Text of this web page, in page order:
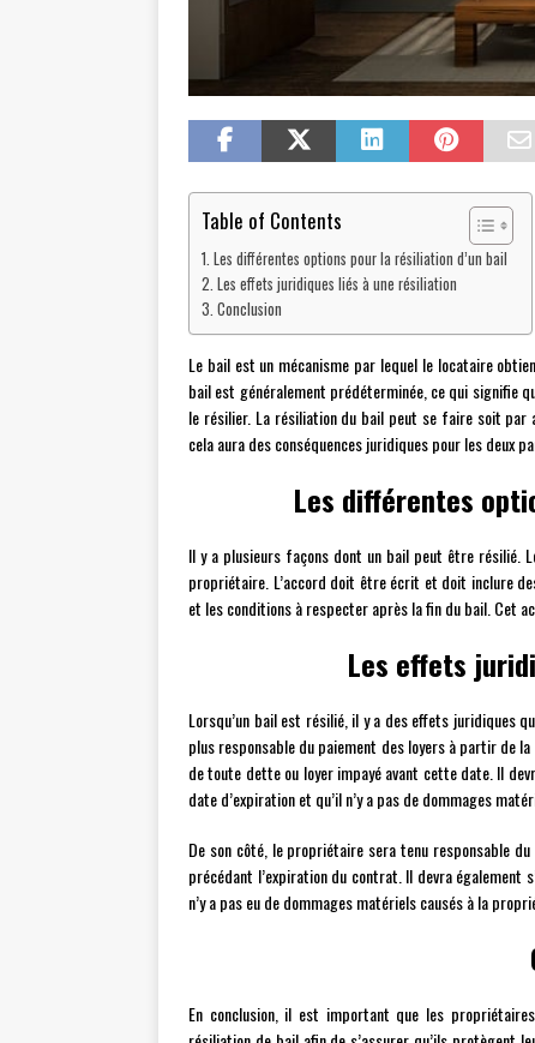
Table of Contents
Les différentes options pour la résiliation d’un bail
Les effets juridiques liés à une résiliation
Conclusion
Le bail est un mécanisme par lequel le locataire
bail est généralement prédéterminée, ce qui signifie
le résilier. La résiliation du bail peut se faire soit par
cela aura des conséquences juridiques pour les deux
Les différentes
Il y a plusieurs façons dont un bail peut être résilié.
propriétaire. L’accord doit être écrit et doit inclure
et les conditions à respecter après la fin du bail. Cet
Les effets
Lorsqu’un bail est résilié, il y a des effets juridiques
plus responsable du paiement des loyers à partir de
de toute dette ou loyer impayé avant cette date. Il
date d’expiration et qu’il n’y a pas de dommages
De son côté, le propriétaire sera tenu responsable
précédant l’expiration du contrat. Il devra
n’y a pas eu de dommages matériels causés à la
En conclusion, il est important que les